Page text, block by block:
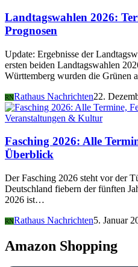
Landtagswahlen 2026:
Prognosen
Update: Ergebnisse der
ersten beiden Landtagswahlen
Württemberg wurden die Grünen
RNRathaus Nachrichten22.
Veranstaltungen & Kultur
Fasching 2026: Alle
Überblick
Der Fasching 2026 steht vor der
Deutschland fiebern der fünften
2026 ist…
RNRathaus Nachrichten5. Januar
Amazon Shopping